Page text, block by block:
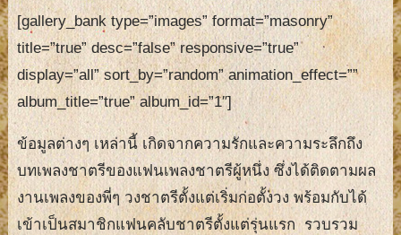
[gallery_bank type=”images” format=”masonry”
title=”true” desc=”false” responsive=”true”
display=”all” sort_by=”random” animation_effect=””
album_title=”true” album_id=”1″]
ข้อมูลต่างๆ เหล่านี้ เกิดจากความรักและความระลึกถึง
บทเพลงชาตรีของแฟนเพลงชาตรีผู้หนึ่ง ซึ่งได้ติดตามผล
งานเพลงของพี่ๆ วงชาตรีตั้งแต่เริ่มก่อตั้งวง พร้อมกับได้
เข้าเป็นสมาชิกแฟนคลับชาตรีตั้งแต่รุ่นแรก รวบรวม